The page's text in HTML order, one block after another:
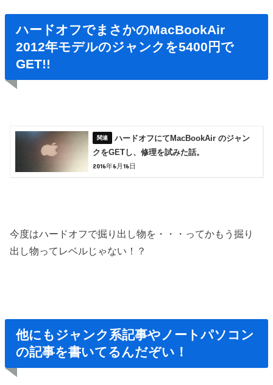
ハードオフでまさかのMacBookAir
2012年モデルのジャンクを5400円で
GET!!
ハードオフにてMacBookAir のジャン
クをGETし、修理を試みた話。
2016年6月16日
今度はハードオフで掘り出し物を・・・ってかもう掘り
出し物ってレベルじゃない！？
他にもジャンク系記事やノートパソコン
の記事を書いてるんだぞい！